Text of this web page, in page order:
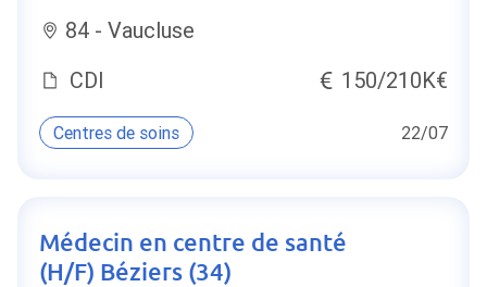
84 - Vaucluse
CDI
150/210K€
Centres de soins 22/07
Médecin en centre de santé
(H/F) Béziers (34)